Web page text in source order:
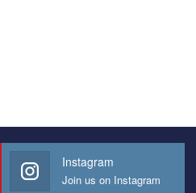
Instagram
Join us on Instagram